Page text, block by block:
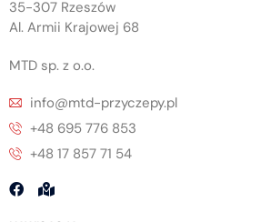
35-307 Rzeszów
Al. Armii Krajowej 68
MTD sp. z o.o.
info@mtd-przyczepy.pl
+48 695 776 853
+48 17 857 71 54